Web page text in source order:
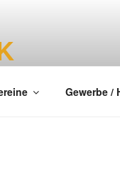
Gewerbe /